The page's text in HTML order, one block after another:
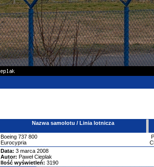
Nazwa samolotu / Linia lotnicza
Boeing 737 800
Eurocypria
Data: 3 marca 2008
Autor: Paweł Cieplak
Ilość wyświetleń: 3190